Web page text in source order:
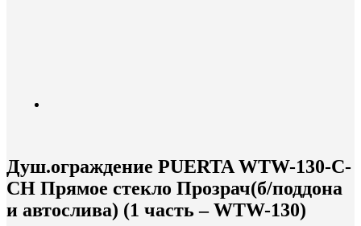
Душ.ограждение PUERTA WTW-130-С-
СH Прямое стекло Прозрач(б/поддона
и автослива) (1 часть – WTW-130)